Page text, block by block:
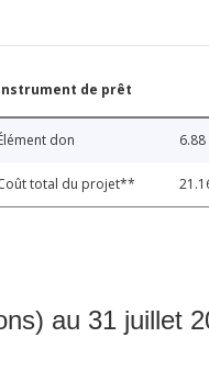
de prêt
don 6.88
total du projet**
au 31 juillet